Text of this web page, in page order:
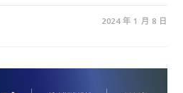
2024 年 1 月 8 日